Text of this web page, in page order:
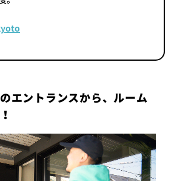
エントランスから、ルーム